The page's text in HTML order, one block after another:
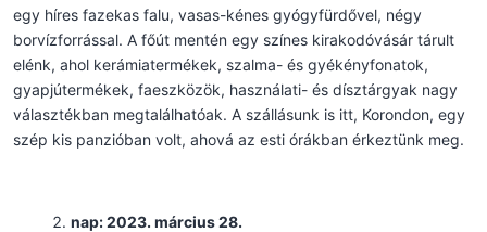
egy híres fazekas falu, vasas-kénes gyógyfürdővel, négy
borvízforrással. A főút mentén egy színes kirakodóvásár tárult
elénk, ahol kerámiatermékek, szalma- és gyékényfonatok,
gyapjútermékek, faeszközök, használati- és dísztárgyak nagy
választékban megtalálhatóak. A szállásunk is itt, Korondon, egy
szép kis panzióban volt, ahová az esti órákban érkeztünk meg.
nap: 2023. március 28.